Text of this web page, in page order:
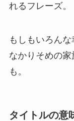
れるフレーズ。
もしもいろん
なかりそめの
も。
タイトルの意